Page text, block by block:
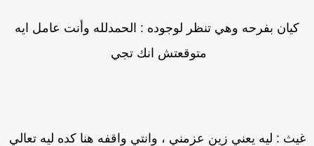
كيان بفرحه وهي تنظر لوجوده : الحمدلله وأنت عامل ايه
متوقعتش انك تجي
: ليه يعني زين عزمني ، وانتي واقفه هنا كده ليه تعالي